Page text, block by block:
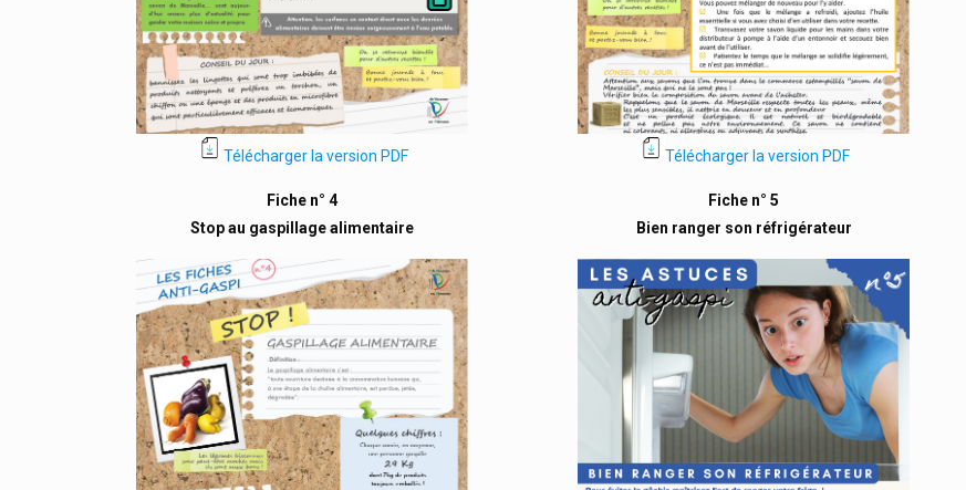
Télécharger la version PDF Télécharger la version PDF
Fiche n° 4
Stop au gaspillage alimentaire
Fiche n° 5
Bien ranger son réfrigérateur